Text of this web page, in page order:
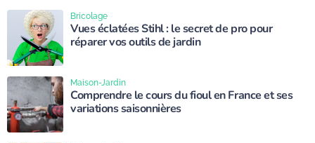
Vues éclatées Stihl : le secret de pro pour
réparer vos outils de jardin
Bricolage
Comprendre le cours du fioul en France et ses
variations saisonnières
Maison-Jardin